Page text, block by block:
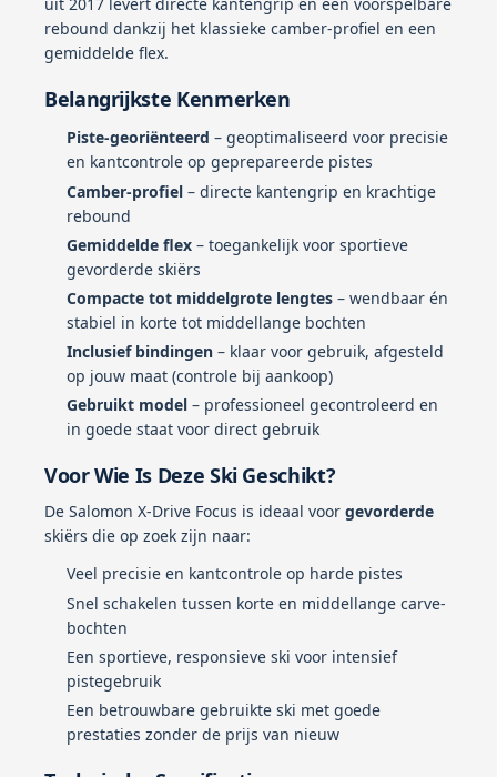
rebound dankzij het klassieke camber-profiel en een
gemiddelde flex.
Belangrijkste Kenmerken
Piste-georiënteerd – geoptimaliseerd voor precisie
en kantcontrole op geprepareerde pistes
Camber-profiel – directe kantengrip en krachtige
rebound
Gemiddelde flex – toegankelijk voor sportieve
gevorderde skiërs
Compacte tot middelgrote lengtes – wendbaar én
stabiel in korte tot middellange bochten
Inclusief bindingen – klaar voor gebruik, afgesteld
op jouw maat (controle bij aankoop)
Gebruikt model – professioneel gecontroleerd en
in goede staat voor direct gebruik
Voor Wie Is Deze Ski Geschikt?
De Salomon X-Drive Focus is ideaal voor gevorderde
skiërs die op zoek zijn naar:
Veel precisie en kantcontrole op harde pistes
Snel schakelen tussen korte en middellange carve-
bochten
Een sportieve, responsieve ski voor intensief
pistegebruik
Een betrouwbare gebruikte ski met goede
prestaties zonder de prijs van nieuw